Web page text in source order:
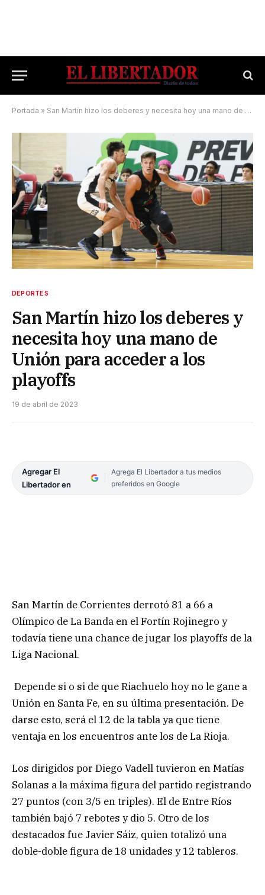
Portada » San Martín hizo los deberes y necesita hoy una mano de Unión para acceder a los playoffs
DEPORTES
San Martín hizo los deberes y
necesita hoy una mano de
Unión para acceder a los
playoffs
19 de abril de 2023
Agregar El
Libertador en
Agrega El Libertador a tus medios
preferidos en Google
San Martín de Corrientes derrotó 81 a 66 a
Olímpico de La Banda en el Fortín Rojinegro y
todavía tiene una chance de jugar los playoffs de la
Liga Nacional.
Depende si o si de que Riachuelo hoy no le gane a
Unión en Santa Fe, en su última presentación. De
darse esto, será el 12 de la tabla ya que tiene
ventaja en los encuentros ante los de La Rioja.
Los dirigidos por Diego Vadell tuvieron en Matías
Solanas a la máxima figura del partido registrando
27 puntos (con 3/5 en triples). El de Entre Ríos
también bajó 7 rebotes y dio 5. Otro de los
destacados fue Javier Sáiz, quien totalizó una
doble-doble figura de 18 unidades y 12 tableros.